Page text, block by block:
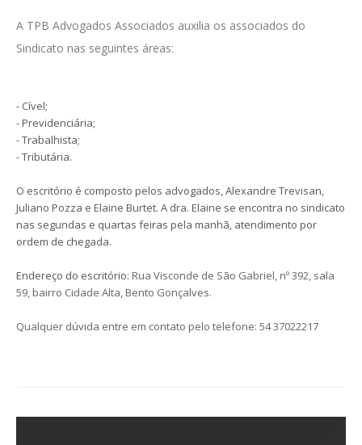
FALE CONOSCO
A TPB Advogados Associados auxilia os associados do
Sindicato nas seguintes áreas:
- Cível;
- Previdenciária;
- Trabalhista;
- Tributária.
O escritório é composto pelos advogados, Alexandre Trevisan,
Juliano Pozza e Elaine Burtet. A dra. Elaine se encontra no sindicato
nas segundas e quartas feiras pela manhã, atendimento por
ordem de chegada.
Endereço do escritório: Rua Visconde de São Gabriel, nº 392, sala
59, bairro Cidade Alta, Bento Gonçalves.
Qualquer dúvida entre em contato pelo telefone: 54 37022217